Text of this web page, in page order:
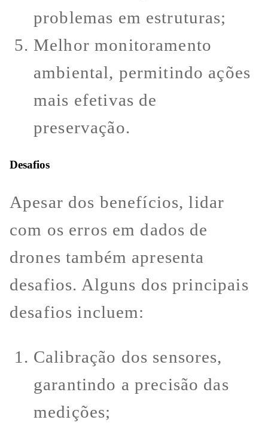
problemas em estruturas;
Melhor monitoramento
ambiental, permitindo ações
mais efetivas de
preservação.
Desafios
Apesar dos benefícios, lidar
com os erros em dados de
drones também apresenta
desafios. Alguns dos principais
desafios incluem:
Calibração dos sensores,
garantindo a precisão das
medições;